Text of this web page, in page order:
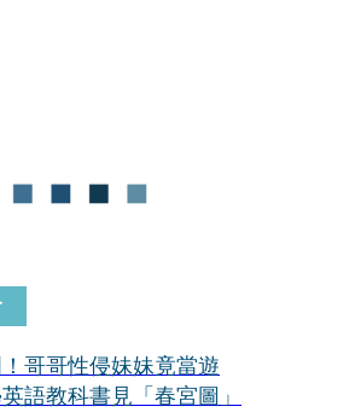
審查一定會是台灣常用的慣
的內容審查不可能通過。
哥哥性侵妹妹竟當遊
語教科書見「春宮圖」